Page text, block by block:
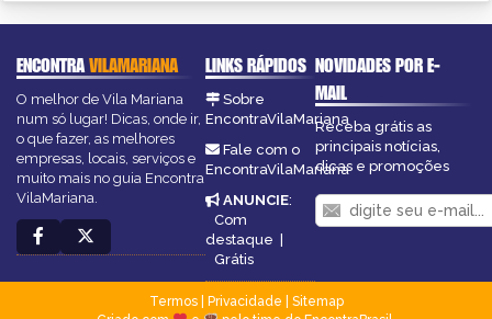
ENCONTRAVILAMARIANA
O melhor de Vila Mariana
num só lugar! Dicas, onde ir,
o que fazer, as melhores
empresas, locais, serviços e
muito mais no guia Encontra
VilaMariana.
LINKS RÁPIDOS
Sobre
EncontraVilaMariana
Fale com o
EncontraVilaMariana
ANUNCIE:
Com
destaque |
Grátis
NOVIDADES POR E-
MAIL
Receba grátis as
principais notícias,
dicas e promoções
Termos| Privacidade
Sitemap